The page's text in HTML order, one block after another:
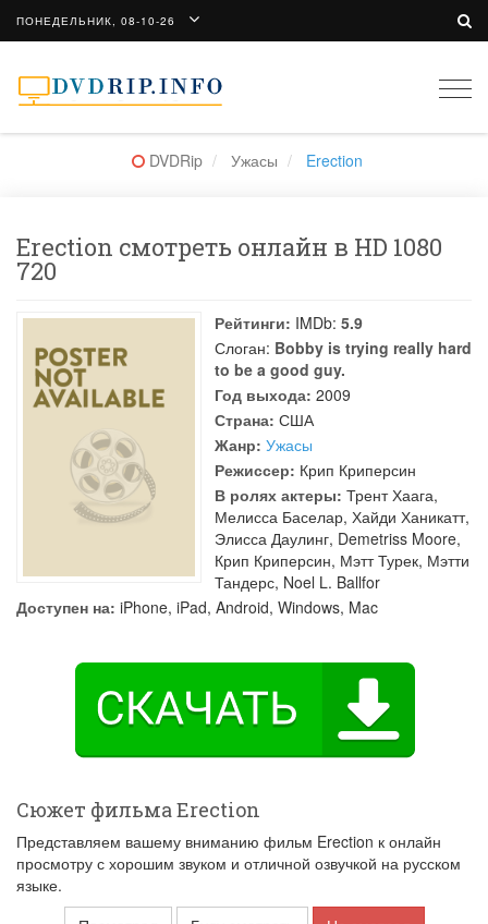
ПОНЕДЕЛЬНИК, 08-10-26
DVDRip Ужасы Erection
Erection смотреть онлайн в HD 1080
720
Рейтинги: IMDb: 5.9
Слоган: Bobby is trying really hard
to be a good guy.
Год выхода: 2009
Страна: США
Жанр: Ужасы
Режиссер: Крип Криперсин
В ролях актеры: Трент Хаага,
Мелисса Баселар, Хайди Ханикатт,
Элисса Даулинг, Demetriss Moore,
Крип Криперсин, Мэтт Турек, Мэтти
Тандерс, Noel L. Ballfor
Доступен на: iPhone, iPad, Android, Windows, Mac
Сюжет фильма Erection
Представляем вашему вниманию фильм Erection к онлайн
просмотру с хорошим звуком и отличной озвучкой на русском
языке.